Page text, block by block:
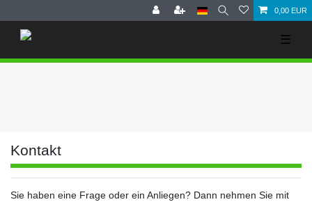
0,00 EUR
☰
Kontakt
Sie haben eine Frage oder ein Anliegen? Dann nehmen Sie mit